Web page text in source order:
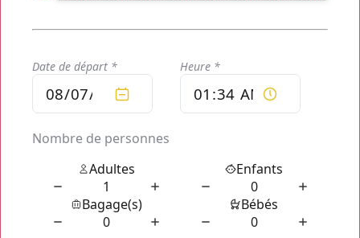
PROFITEZ D'UN TRANSPORT À PETIT
Taxi Fare Paris Airport to City